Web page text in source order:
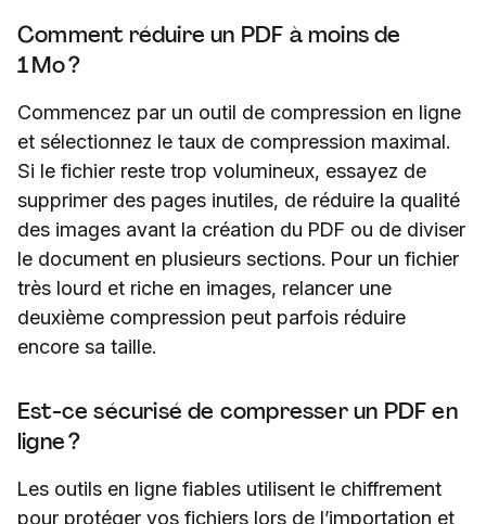
Comment réduire un PDF à moins de
1 Mo ?
Commencez par un outil de compression en ligne
et sélectionnez le taux de compression maximal.
Si le fichier reste trop volumineux, essayez de
supprimer des pages inutiles, de réduire la qualité
des images avant la création du PDF ou de diviser
le document en plusieurs sections. Pour un fichier
très lourd et riche en images, relancer une
deuxième compression peut parfois réduire
encore sa taille.
Est-ce sécurisé de compresser un PDF en
ligne ?
Les outils en ligne fiables utilisent le chiffrement
pour protéger vos fichiers lors de l’importation et